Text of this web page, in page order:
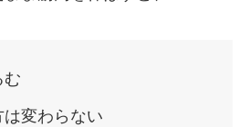
む
変わらない